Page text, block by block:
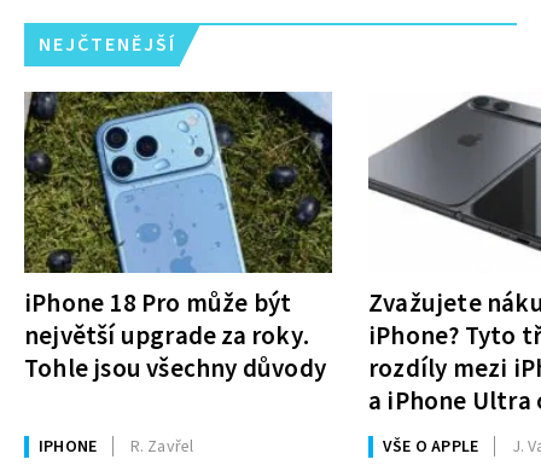
NEJČTENĚJŠÍ
iPhone 18 Pro může být
největší upgrade za roky.
Tohle jsou všechny důvody
IPHONE R. Zavřel
Zvažujete
iPhone? Tyto
rozdíly mezi
a iPhone Ultra
rozhodnutí
VŠE O APPLE J.